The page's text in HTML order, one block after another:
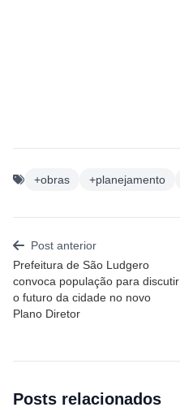
+obras +planejamento
Post anterior
Prefeitura de São Ludgero
convoca população para discutir
o futuro da cidade no novo
Plano Diretor
Posts relacionados